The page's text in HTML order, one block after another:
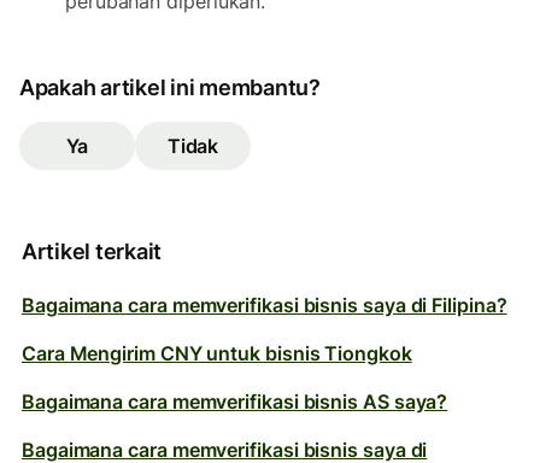
Apakah artikel ini membantu?
Ya Tidak
Artikel terkait
Bagaimana cara memverifikasi bisnis saya di Filipina?
Cara Mengirim CNY untuk bisnis Tiongkok
Bagaimana cara memverifikasi bisnis AS saya?
Bagaimana cara memverifikasi bisnis saya di